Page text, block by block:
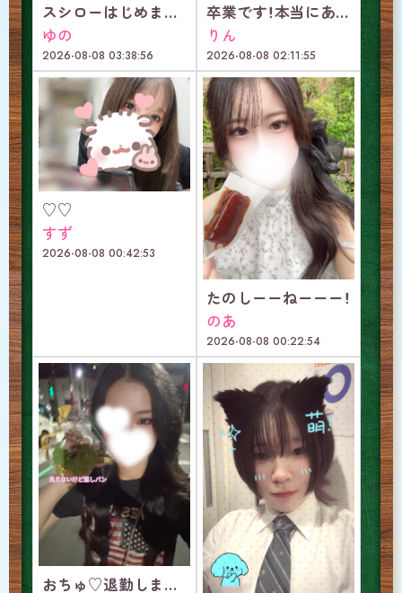
スシローはじめまして
ゆの
2026-08-08 03:38:56
卒業です！本当にありがとうございました！
りん
2026-08-08 02:11:55
♡♡
すず
2026-08-08 00:42:53
たのしーーねーーー！
のあ
2026-08-08 00:22:54
おちゅ♡退勤しました～